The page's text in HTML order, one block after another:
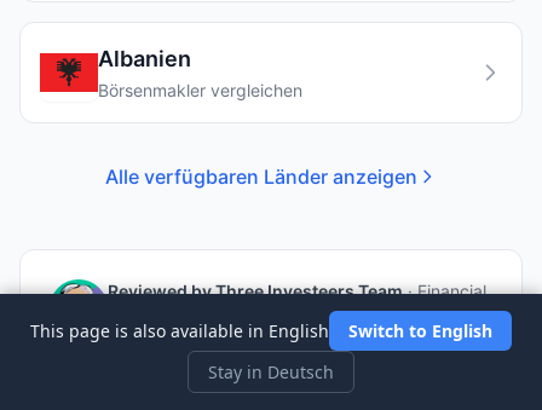
Albanien
Börsenmakler vergleichen
Alle verfügbaren Länder anzeigen
Reviewed byThree Investeers Team·Financial
Our team of experienced traders and financial
educators is dedicated to making investing
accessible to everyone. With decades of
This page is also available in English
Switch to English
Stay in Deutsch